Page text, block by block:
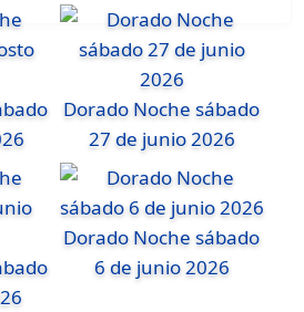
Dorado Noche sábado
27 de junio 2026
Dorado Noche sábado
6 de junio 2026